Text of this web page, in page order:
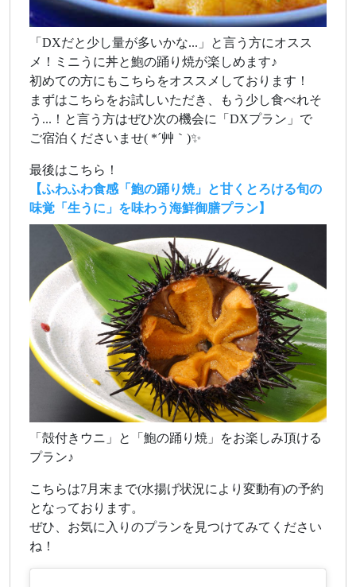
「DXだと少し量が多いかな...」と言う方にオスス
メ！ミニうに丼と鮑の踊り焼が楽しめます♪
初めての方にもこちらをオススメしております！
まずはこちらをお試しいただき、もう少し食べれそ
う...！と言う方はぜひ次の機会に「DXプラン」で
ご宿泊くださいませ( *´艸｀)✨
最後はこちら！
【ふわふわ食感「鮑の踊り焼」と甘くとろける旬の
味覚「生うに」を味わう海鮮御膳プラン】
「殻付きウニ」と「鮑の踊り焼」をお楽しみ頂ける
プラン♪
こちらは7月末まで(水揚げ状況により変動有)の予約
となっております。
ぜひ、お気に入りのプランを見つけてみてください
ね！